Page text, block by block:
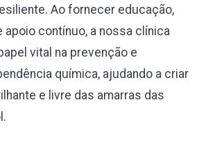
Ao fornecer educação,
contínuo, a nossa clínica
vital na prevenção e
química, ajudando a criar
e livre das amarras das